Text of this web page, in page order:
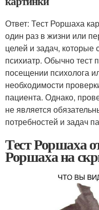
Ответ: Тест Роршаха
один раз в жизни или
целей и задач, которые
психиатр. Обычно тест
посещении психолога
необходимости
пациента. Однако,
не является
потребностей и задач
Тест Роршаха
Роршаха на